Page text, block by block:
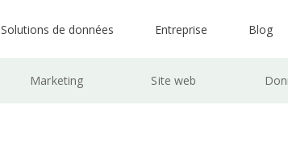
Solutions de données Entreprise Blog
Marketing Site web